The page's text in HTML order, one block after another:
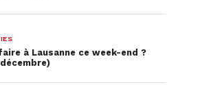
à Lausanne ce week-end ?